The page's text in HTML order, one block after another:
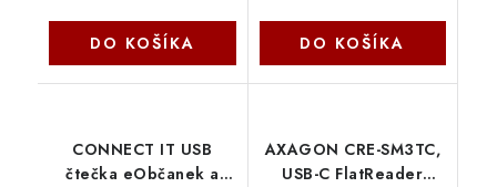
DO KOŠÍKA DO KOŠÍKA
CONNECT IT USB
čtečka eObčanek a
AXAGON CRE-SM3TC,
USB-C FlatReader